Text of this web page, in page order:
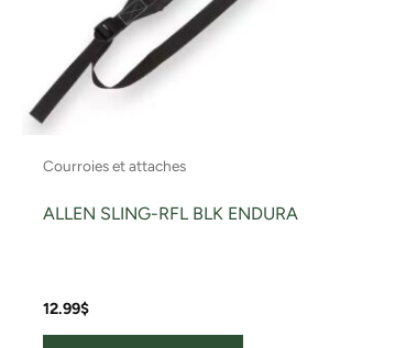
Courroies et attaches
ALLEN SLING-RFL BLK ENDURA
12.99$